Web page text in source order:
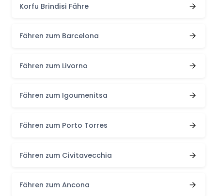
Korfu Brindisi Fähre
Fähren zum Barcelona
Fähren zum Livorno
Fähren zum Igoumenitsa
Fähren zum Porto Torres
Fähren zum Civitavecchia
Fähren zum Ancona